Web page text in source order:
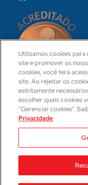
CRM 31-PR
Responsável Técnica
CRM: 29623-PR |
Utilizamos cookies para
site e promover os
cookies, você terá
site. Ao rejeitar os
estritamente
escolher quais cookies
“Gerenciar cookies”.
Privacidade